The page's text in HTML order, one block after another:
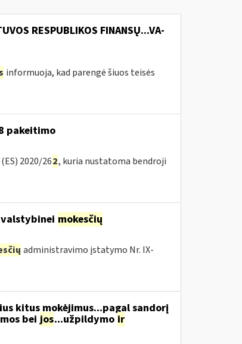
RESPUBLIKOS FINANSŲ...VA-
informuoja, kad parengė šiuos teisės
pakeitimo
2020/262, kuria nustatoma bendroji
mokesčių
administravimo įstatymo Nr. IX-
kitus mokėjimus...pagal sandorį
bei jos...užpildymo ir